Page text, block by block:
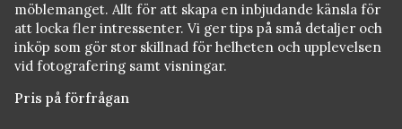
möblemanget. Allt för att skapa en inbjudande känsla för
att locka fler intressenter. Vi ger tips på små detaljer och
inköp som gör stor skillnad för helheten och upplevelsen
vid fotografering samt visningar.
Pris på förfrågan